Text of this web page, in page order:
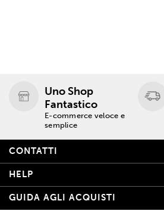
Uno Shop
Fantastico
E-commerce veloce e
semplice
CONTATTI
HELP
GUIDA AGLI ACQUISTI